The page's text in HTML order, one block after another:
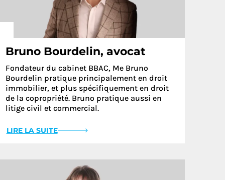
Bruno Bourdelin, avocat
Fondateur du cabinet BBAC, Me Bruno
Bourdelin pratique principalement en droit
immobilier, et plus spécifiquement en droit
de la copropriété. Bruno pratique aussi en
litige civil et commercial.
LIRE LA SUITE